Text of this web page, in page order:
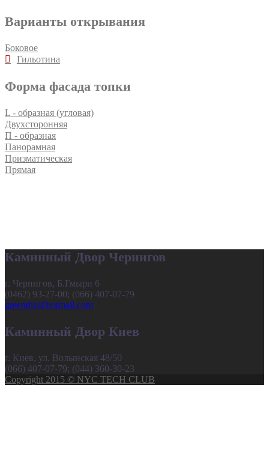
Варианты открывания
Боковое
Гильотина
Форма фасада топки
L - образная (угловая)
Двухсторонняя
П - образная
Панорамная
Призматическая
Прямая
Каминный Двор Чернигов
г. Чернигов, Б.Гмыри 6
(0462) 93-27-00; (066) 407-07-79
greendiz@hotmail.com
Каминный Двор Киев
г. Киев, ул. Волынская 48/50
(066) 407-07-79; (044) 360-30-23
Copyright 2015 © NYC TECH CLUB